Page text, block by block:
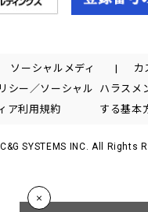
ソーシャルメディ
シー／ソーシャル
ア利用規約
カ
ハラスメ
する基本
SYSTEMS INC. All Rights